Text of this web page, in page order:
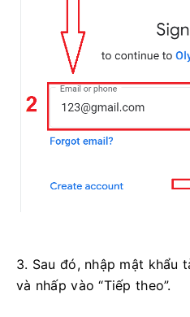
3. Sau đó, nhập mật khẩu
và nhấp vào “Tiếp theo”.